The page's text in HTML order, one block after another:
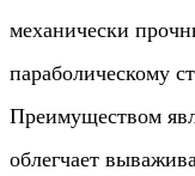
механически
параболическому
Преимуществом
облегчает